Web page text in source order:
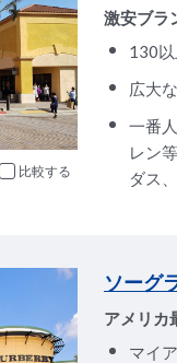
比較
激安ブラ
130
広大
一番
レン
ダス
ソーグ
アメリカ
マイ